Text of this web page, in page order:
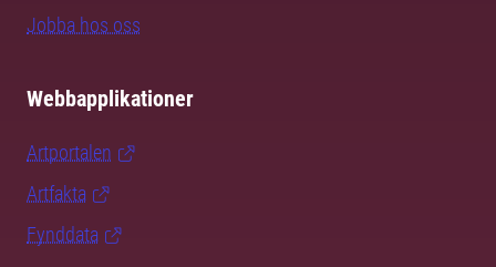
Jobba hos oss
Webbapplikationer
Artportalen
Artfakta
Fynddata